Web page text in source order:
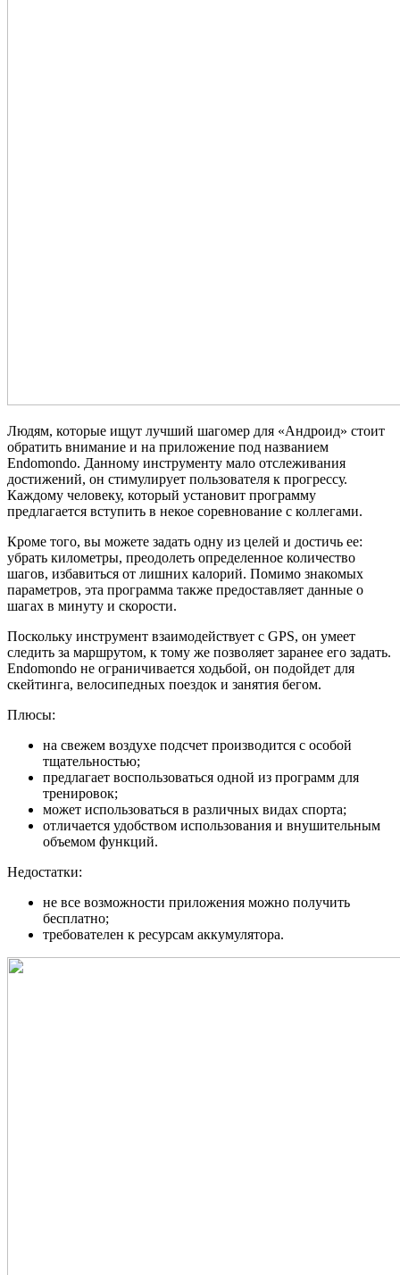
Людям, которые ищут лучший шагомер для «Андроид» стоит
обратить внимание и на приложение под названием
Endomondo. Данному инструменту мало отслеживания
достижений, он стимулирует пользователя к прогрессу.
Каждому человеку, который установит программу
предлагается вступить в некое соревнование с коллегами.
Кроме того, вы можете задать одну из целей и достичь ее:
убрать километры, преодолеть определенное количество
шагов, избавиться от лишних калорий. Помимо знакомых
параметров, эта программа также предоставляет данные о
шагах в минуту и скорости.
Поскольку инструмент взаимодействует с GPS, он умеет
следить за маршрутом, к тому же позволяет заранее его задать.
Endomondo не ограничивается ходьбой, он подойдет для
скейтинга, велосипедных поездок и занятия бегом.
Плюсы:
на свежем воздухе подсчет производится с особой
тщательностью;
предлагает воспользоваться одной из программ для
тренировок;
может использоваться в различных видах спорта;
отличается удобством использования и внушительным
объемом функций.
Недостатки:
не все возможности приложения можно получить
бесплатно;
требователен к ресурсам аккумулятора.